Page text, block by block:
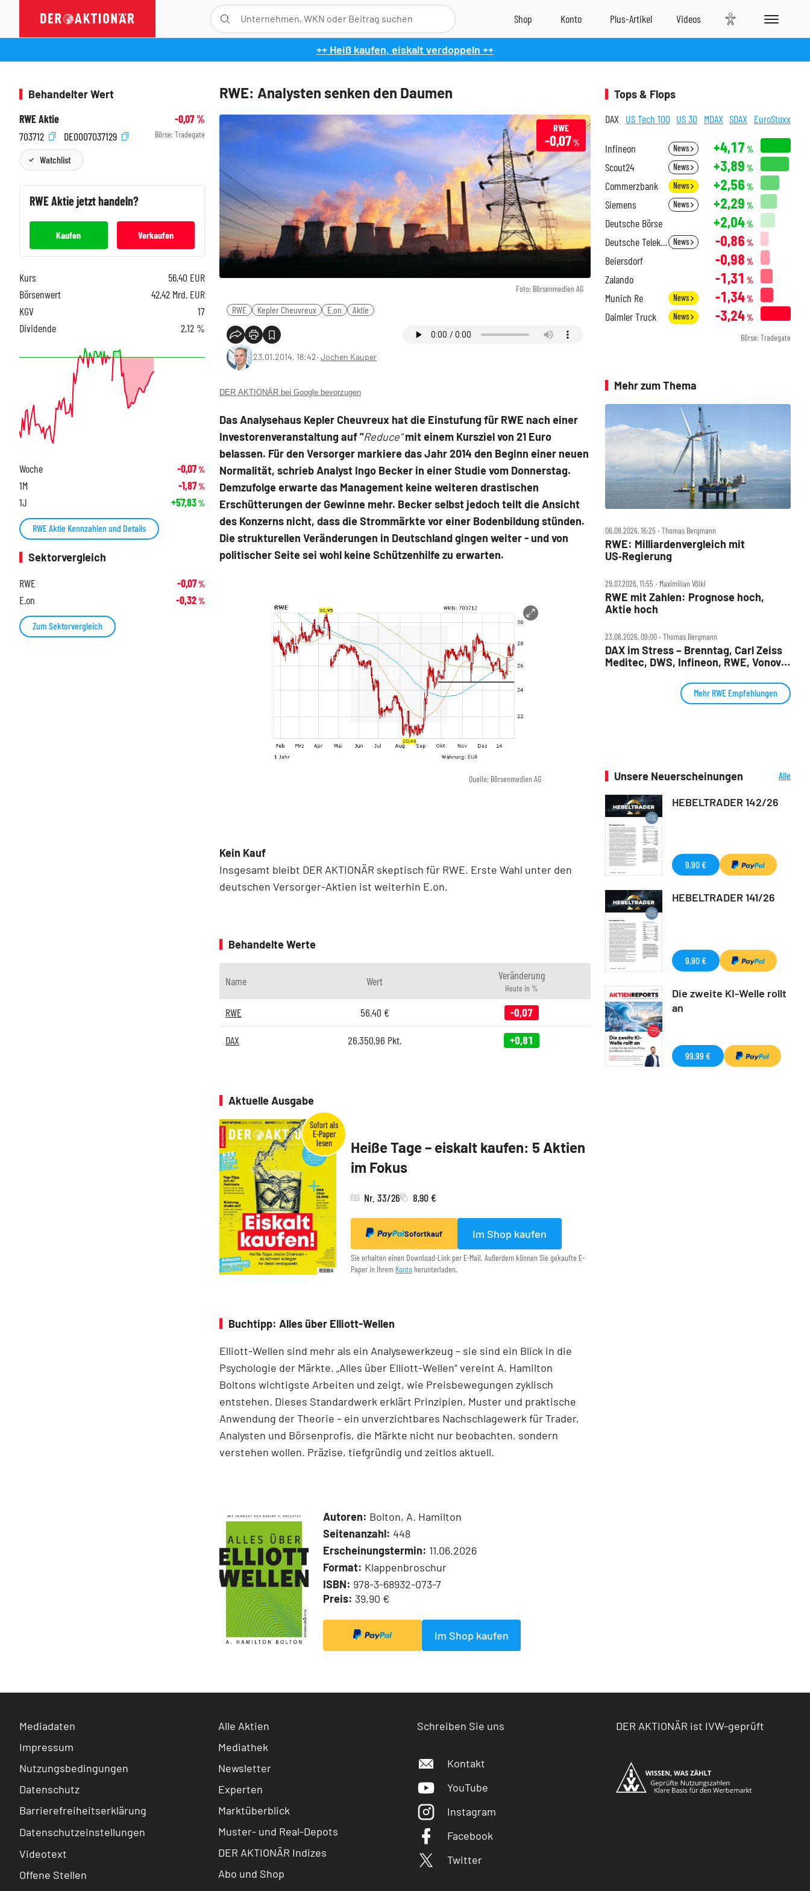
++ Heiß kaufen, eiskalt verdoppeln ++
RWE: Analysten senken den Daumen
Foto: Börsenmedien AG
RWE
-0,07%
RWE Kepler Cheuvreux E.on Aktie
23.01.2014, 18:42‧ Jochen Kauper
DER AKTIONÄR bei Google bevorzugen
Das Analysehaus Kepler Cheuvreux hat die Einstufung für RWE nach einer
Investorenveranstaltung auf "Reduce"mit einem Kursziel von 21 Euro
belassen. Für den Versorger markiere das Jahr 2014 den Beginn einer neuen
Normalität, schrieb Analyst Ingo Becker in einer Studie vom Donnerstag.
Demzufolge erwarte das Management keine weiteren drastischen
Erschütterungen der Gewinne mehr. Becker selbst jedoch teilt die Ansicht
des Konzerns nicht, dass die Strommärkte vor einer Bodenbildung stünden.
Die strukturellen Veränderungen in Deutschland gingen weiter - und von
politischer Seite sei wohl keine Schützenhilfe zu erwarten.
Quelle: Börsenmedien AG
Kein Kauf
Insgesamt bleibt DER AKTIONÄR skeptisch für RWE. Erste Wahl unter den
deutschen Versorger-Aktien ist weiterhin E.on.
Behandelte Werte
Name Wert Veränderung
Heute in %
RWE 56,40 € -0,07
DAX 26.350,96 Pkt. +0,81
Aktuelle Ausgabe
Heiße Tage – eiskalt kaufen: 5 Aktien
im Fokus
Nr. 33/26 8,90 €
Sofortkauf Im Shop kaufen
Sie erhalten einen Download-Link per E-Mail. Außerdem können Sie gekaufte E-
Paper in Ihrem Konto herunterladen.
Buchtipp: Alles über Elliott-Wellen
Elliott-Wellen sind mehr als ein Analysewerkzeug – sie sind ein Blick in die
Psychologie der Märkte. „Alles über Elliott-Wellen“ vereint A. Hamilton
Boltons wichtigste Arbeiten und zeigt, wie Preisbewegungen zyklisch
entstehen. Dieses Standardwerk erklärt Prinzipien, Muster und praktische
Anwendung der Theorie – ein unverzichtbares Nachschlagewerk für Trader,
Analysten und Börsenprofis, die Märkte nicht nur beobachten, sondern
verstehen wollen. Präzise, tiefgründig und zeitlos aktuell.
Autoren: Bolton, A. Hamilton
Seitenanzahl: 448
Erscheinungstermin: 11.06.2026
Format: Klappenbroschur
ISBN: 978-3-68932-073-7
Preis: 39,90 €
Im Shop kaufen
Behandelter Wert
RWE Aktie
-0,07%
703712
DE0007037129 Börse: Tradegate
Watchlist
RWEAktie jetzt handeln?
Kaufen Verkaufen
Kurs 56,40 EUR
Börsenwert
42,42 Mrd. EUR
KGV
17
Dividende
2,12 %
Woche -0,07%
1M -1,87%
1J +57,83%
RWE Aktie Kennzahlen und Details
Sektorvergleich
RWE
-0,07%
E.on -0,32%
Zum Sektorvergleich
Tops & Flops
DAX US Tech 100 US 30 MDAX SDAX EuroStoxx
Infineon News +4,17 %
Scout24 News +3,89 %
Commerzbank News +2,56 %
Siemens News +2,29 %
Deutsche Börse +2,04%
Deutsche Telekom News -0,86 %
Beiersdorf -0,98 %
Zalando -1,31 %
Munich Re News -1,34%
Daimler Truck News -3,24%
Börse: Tradegate
Mehr zum Thema
06.08.2026, 16:25 ‧ Thomas Bergmann
RWE: Milliardenvergleich mit
US‑Regierung
29.07.2026, 11:55 ‧ Maximilian Völkl
RWE mit Zahlen: Prognose hoch,
Aktie hoch
23.06.2026, 09:00 ‧ Thomas Bergmann
DAX im Stress – Brenntag, Carl Zeiss
Meditec, DWS, Infineon, RWE, Vonovia
Mehr RWE Empfehlungen
Unsere Neuerscheinungen
Alle
HEBELTRADER 142/26
9,90 €
HEBELTRADER 141/26
9,90 €
Die zweite KI-Welle rollt
an
99,99 €
Mediadaten
Impressum
Nutzungsbedingungen
Datenschutz
Barrierefreiheitserklärung
Datenschutzeinstellungen
Videotext
Offene Stellen
Alle Aktien
Mediathek
Newsletter
Experten
Marktüberblick
Muster- und Real-Depots
DER AKTIONÄR Indizes
Abo und Shop
Schreiben Sie uns
Kontakt
YouTube
Instagram
Facebook
Twitter
DER AKTIONÄR ist IVW-geprüft